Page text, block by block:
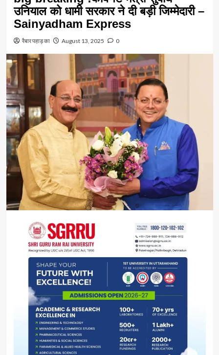
उनियाल को धामी सरकार ने दी बड़ी जिम्मेदारी –
Sainyadham Express
रैबार पहाड़ का August 13, 2025 0